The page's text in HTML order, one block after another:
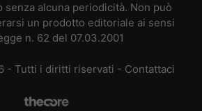
senza alcuna periodicità. Non può
un prodotto editoriale ai sensi
n. 62 del 07.03.2001
- Tutti i diritti riservati - Contattaci